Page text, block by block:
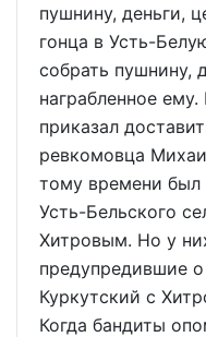
пушнину, деньги,
гонца в Усть-
собрать пушнину,
награбленное
приказал
ревкомовца
тому времени был
Усть-Бельского
Хитровым. Но у
предупредившие
Куркутский с
Когда бандиты